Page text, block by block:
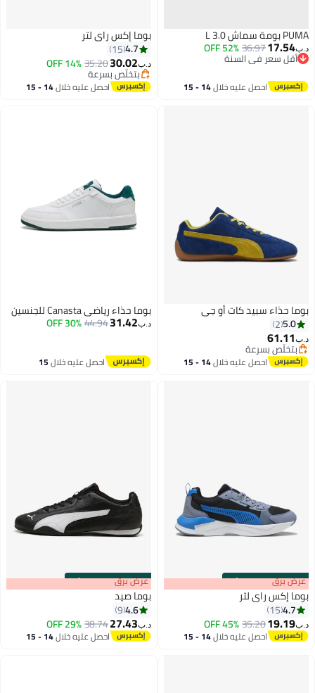
36.97
52% OFF
سعر في السنة
سعر في السنة
احصل عليه خلال 14 - 15
بوما إكس راي لتر
15
30.02
35.20
14% OFF
بتخلّص بسرعة
بتخلّص بسرعةاحصل عليه خلال 14 - 15
سبيد كات أو جي
2
بسرعة
بسرعة
احصل عليه خلال 14 - 15
اغسطس
بوما حذاء رياضي Canasta للجنسين
31.42
44.94
30% OFF
احصل عليه خلال15
اغسطس
00m
·
100% Left
2
راي لتر
15
35.20
45% OFF
احصل عليه خلال 14 - 15
00m 00s
·
100% Left
2
عرض برق
بوما صيد
9
27.43
38.74
29% OFF
احصل عليه خلال 14 - 15